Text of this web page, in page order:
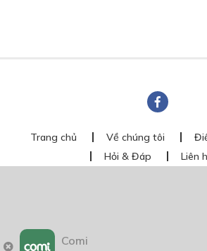
Trang chủ Về chúng tôi
Hỏi & Đáp
Liên
2700/XN-CXBIPH do Cục Xuất bản, In và Phát
Giấy Đăng kí kinh doanh số 0313105297 do Sở
Comi